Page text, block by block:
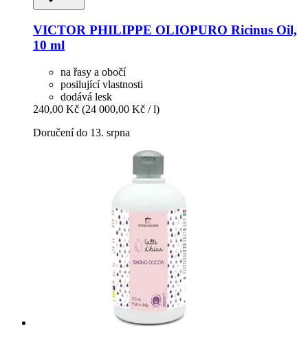
VICTOR PHILIPPE OLIOPURO Ricinus Oil,
10 ml
na řasy a obočí
posilující vlastnosti
dodává lesk
240,00 Kč (24 000,00 Kč / l)
Doručení do 13. srpna